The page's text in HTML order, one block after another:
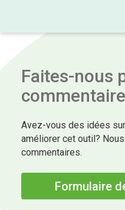
Faites-nous
Avez-vous des idées
améliorer cet outil?
commentaires.
Formulaire